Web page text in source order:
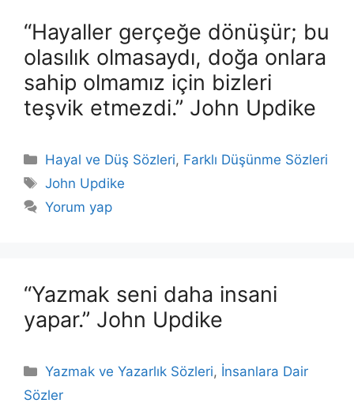
“Hayaller gerçeğe dönüşür; bu
olasılık olmasaydı, doğa onlara
sahip olmamız için bizleri
teşvik etmezdi.” John Updike
Kategoriler
Hayal ve Düş Sözleri, Farklı Düşünme Sözleri
Etiketler
John Updike
Yorum yap
“Yazmak seni daha insani
yapar.” John Updike
Kategoriler
Yazmak ve Yazarlık Sözleri, İnsanlara Dair
Sözler